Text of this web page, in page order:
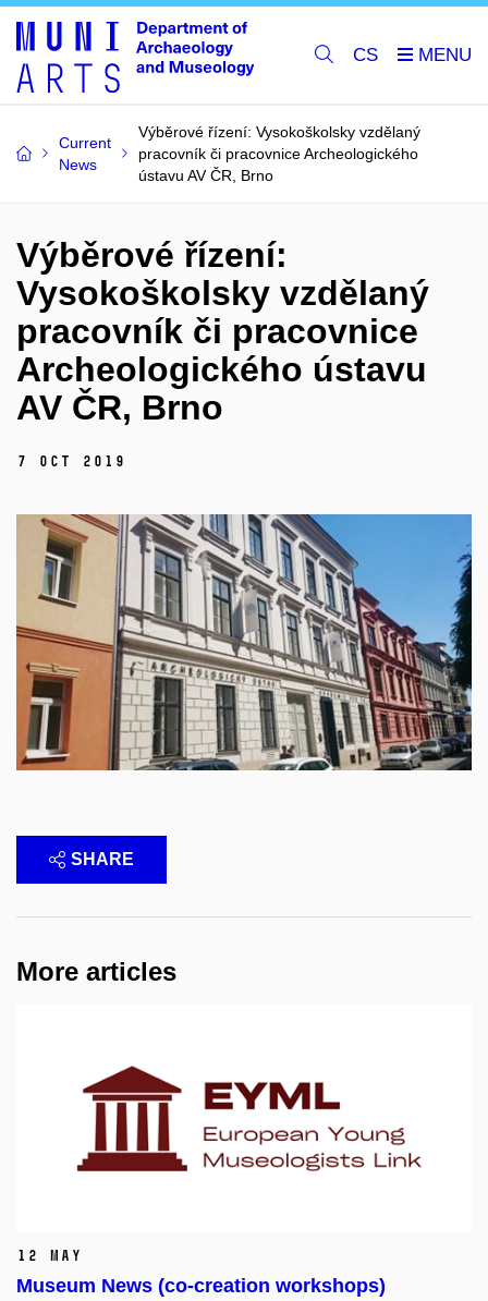
CS
Current
News
Výběrové řízení: Vysokoškolsky vzdělaný
pracovník či pracovnice Archeologického
ústavu AV ČR, Brno
Výběrové řízení:
Vysokoškolsky vzdělaný
pracovník či pracovnice
Archeologického ústavu
AV ČR, Brno
7 Oct 2019
SHARE
More articles
12 May
Museum News (co-creation workshops)